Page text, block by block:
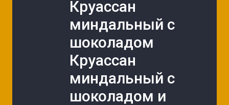
Круассан
миндальный с
шоколадом
Круассан
миндальный с
шоколадом и